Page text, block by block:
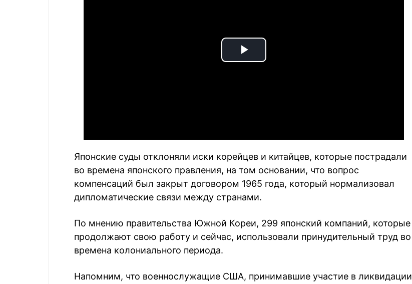
Play
Японские суды отклоняли иски корейцев и китайцев, которые пострадали
во времена японского правления, на том основании, что вопрос
компенсаций был закрыт договором 1965 года, который нормализовал
дипломатические связи между странами.
По мнению правительства Южной Кореи, 299 японский компаний, которые
продолжают свою работу и сейчас, использовали принудительный труд во
времена колониального периода.
Напомним, что военнослужащие США, принимавшие участие в ликвидации